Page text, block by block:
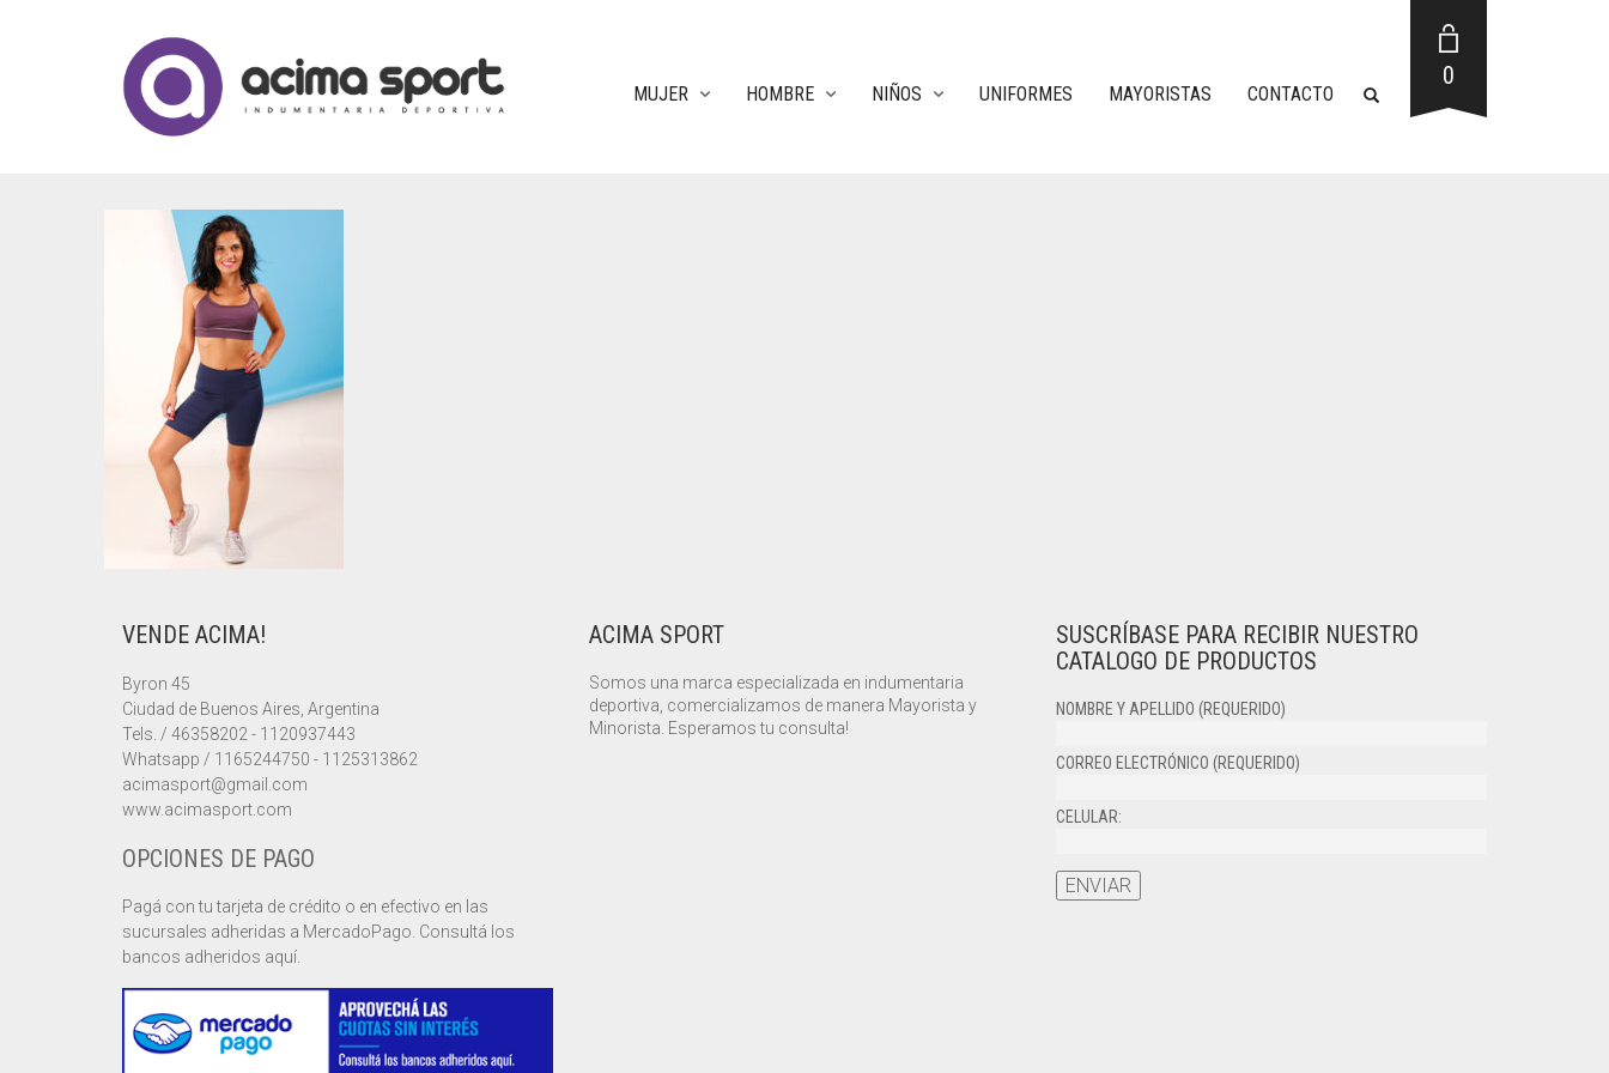
MUJER HOMBRE NIÑOS UNIFORMES MAYORISTAS CONTACTO
0
VENDE ACIMA!
Byron 45
Ciudad de Buenos Aires, Argentina
Tels. / 46358202 - 1120937443
Whatsapp / 1165244750 - 1125313862
acimasport@gmail.com
www.acimasport.com
OPCIONES DE PAGO
Pagá con tu tarjeta de crédito o en efectivo en las
sucursales adheridas a MercadoPago. Consultá los
bancos adheridos aquí.
ACIMA SPORT
Somos una marca especializada en indumentaria
deportiva, comercializamos de manera Mayorista y
Minorista. Esperamos tu consulta!
SUSCRÍBASE PARA RECIBIR NUESTRO
CATALOGO DE PRODUCTOS
NOMBRE Y APELLIDO (REQUERIDO)
CORREO ELECTRÓNICO (REQUERIDO)
CELULAR: